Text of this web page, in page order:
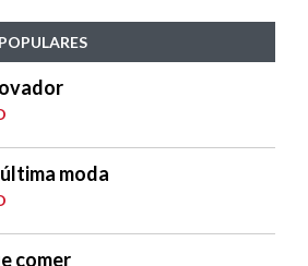
moda
comer